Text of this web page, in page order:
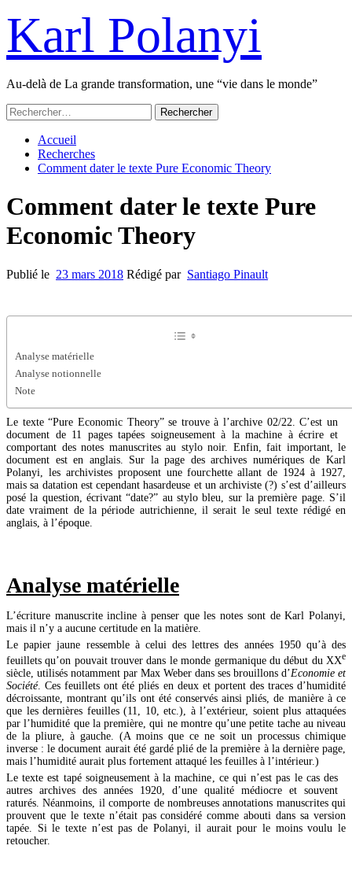
contenu
Karl Polanyi
Au-delà de La grande transformation, une “vie dans le monde”
Menu
principal
Rechercher :
Accueil
Recherches
Comment dater le texte Pure Economic Theory
Comment dater le texte Pure
Economic Theory
Publié le 23 mars 2018 Rédigé par Santiago Pinault
Analyse matérielle
Analyse notionnelle
Note
Le texte “Pure Economic Theory” se trouve à l’archive 02/22. C’est un
document de 11 pages tapées soigneusement à la machine à écrire et
comportant des notes manuscrites au stylo noir. Enfin, fait important, le
document est en anglais. Sur la page des archives numériques de Karl
Polanyi, les archivistes proposent une fourchette allant de 1924 à 1927,
mais sa datation est cependant hasardeuse et un archiviste (?) s’est d’ailleurs
posé la question, écrivant “date?” au stylo bleu, sur la première page. S’il
date vraiment de la période autrichienne, il serait le seul texte rédigé en
anglais, à l’époque.
Analyse matérielle
L’écriture manuscrite incline à penser que les notes sont de Karl Polanyi,
mais il n’y a aucune certitude en la matière.
Le papier jaune ressemble à celui des lettres des années 1950 qu’à des
feuillets qu’on pouvait trouver dans le monde germanique du début du XXe
siècle, utilisés notamment par Max Weber dans ses brouillons d’Economie et
Société. Ces feuillets ont été pliés en deux et portent des traces d’humidité
décroissante, montrant qu’ils ont été conservés ainsi pliés, de manière à ce
que les dernières feuilles (11, 10, etc.), à l’extérieur, soient plus attaquées
par l’humidité que la première, qui ne montre qu’une petite tache au niveau
de la pliure, à gauche. (A moins que ce ne soit un processus chimique
inverse : le document aurait été gardé plié de la première à la dernière page,
mais l’humidité aurait plus fortement attaqué les feuilles à l’intérieur.)
Le texte est tapé soigneusement à la machine, ce qui n’est pas le cas des
autres archives des années 1920, d’une qualité médiocre et souvent
raturés. Néanmoins, il comporte de nombreuses annotations manuscrites qui
prouvent que le texte n’était pas considéré comme abouti dans sa version
tapée. Si le texte n’est pas de Polanyi, il aurait pour le moins voulu le
retoucher.